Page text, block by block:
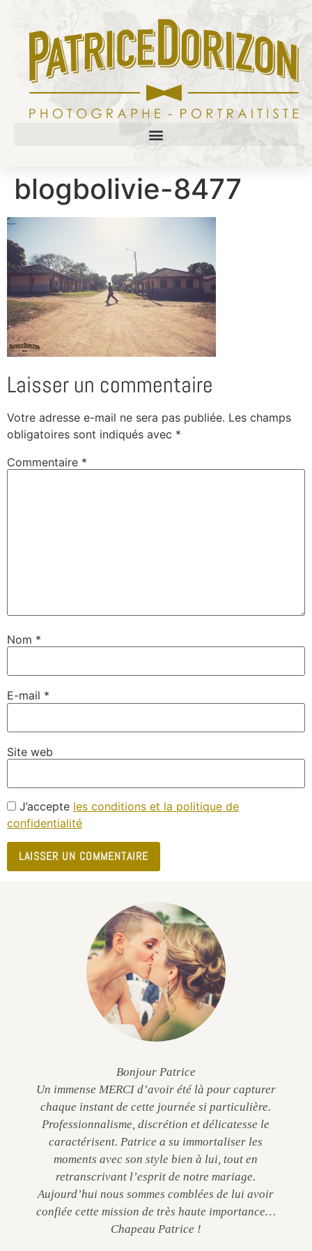
blogbolivie-8477
Laisser un commentaire
Votre adresse e-mail ne sera pas publiée. Les champs
obligatoires sont indiqués avec *
Commentaire *
Nom *
E-mail *
Site web
J’accepte les conditions et la politique de
confidentialité
Bonjour Patrice
Un immense MERCI d’avoir été là pour capturer
chaque instant de cette journée si particulière.
Professionnalisme, discrétion et délicatesse le
caractérisent. Patrice a su immortaliser les
moments avec son style bien à lui, tout en
retranscrivant l’esprit de notre mariage.
Aujourd’hui nous sommes comblées de lui avoir
confiée cette mission de très haute importance…
Chapeau Patrice !